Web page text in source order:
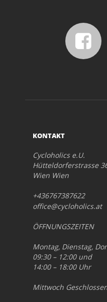
KONTAKT
Cycloholics e.U.
Hütteldorferstrasse
Wien Wien
+436767387622
office@cycloholics.at
ÖFFNUNGSZEITEN
Montag, Dienstag,
09:30 – 12:00 und
14:00 – 18:00 Uhr
Mittwoch